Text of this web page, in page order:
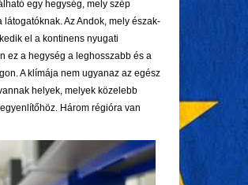
egy hegység, mely szép
látogatóknak. Az Andok, mely észak-
el a kontinens nyugati
ez a hegység a leghosszabb és a
A klímája nem ugyanaz az egész
helyek, melyek közelebb
Három régióra van